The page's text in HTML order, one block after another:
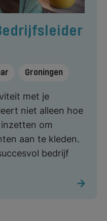
Groningen
met je
niet alleen hoe
om
aan te kleden.
bedrijf